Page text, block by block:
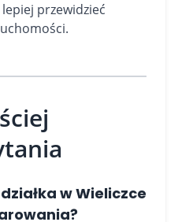
przewidzieć
w Wieliczce